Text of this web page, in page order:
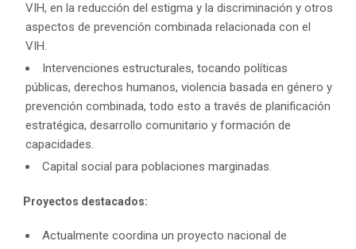
VIH, en la reducción del estigma y la discriminación y otros
aspectos de prevención combinada relacionada con el
VIH.
Intervenciones estructurales, tocando políticas
públicas, derechos humanos, violencia basada en género y
prevención combinada, todo esto a través de planificación
estratégica, desarrollo comunitario y formación de
capacidades.
Capital social para poblaciones marginadas.
Proyectos destacados:
Actualmente coordina un proyecto nacional de